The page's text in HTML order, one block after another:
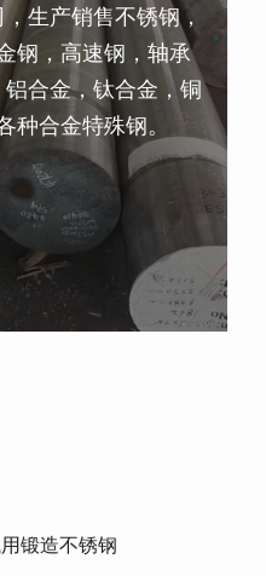
生产销售不锈钢，
钢，高速钢，轴承
合金，钛合金，铜
种合金特殊钢。
锻造不锈钢